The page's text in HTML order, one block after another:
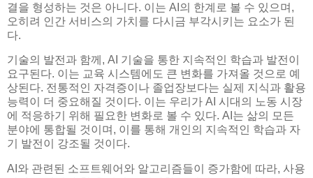
결을 형성하는 것은 아니다. 이는 AI의 한계로 볼 수 있으며,
오히려 인간 서비스의 가치를 다시금 부각시키는 요소가 된
다.
기술의 발전과 함께, AI 기술을 통한 지속적인 학습과 발전이
요구된다. 이는 교육 시스템에도 큰 변화를 가져올 것으로 예
상된다. 전통적인 자격증이나 졸업장보다는 실제 지식과 활용
능력이 더 중요해질 것이다. 이는 우리가 AI 시대의 노동 시장
에 적응하기 위해 필요한 변화로 볼 수 있다. AI는 삶의 모든
분야에 통합될 것이며, 이를 통해 개인의 지속적인 학습과 자
기 발전이 강조될 것이다.
AI와 관련된 소프트웨어와 알고리즘들이 증가함에 따라, 사용